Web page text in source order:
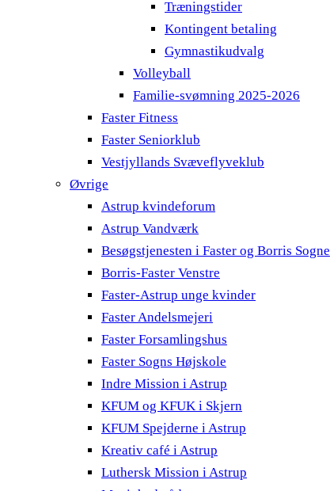
Træningstider
Kontingent betaling
Gymnastikudvalg
Volleyball
Familie-svømning 2025-2026
Faster Fitness
Faster Seniorklub
Vestjyllands Svæveflyveklub
Øvrige
Astrup kvindeforum
Astrup Vandværk
Besøgstjenesten i Faster og Borris Sogne
Borris-Faster Venstre
Faster-Astrup unge kvinder
Faster Andelsmejeri
Faster Forsamlingshus
Faster Sogns Højskole
Indre Mission i Astrup
KFUM og KFUK i Skjern
KFUM Spejderne i Astrup
Kreativ café i Astrup
Luthersk Mission i Astrup